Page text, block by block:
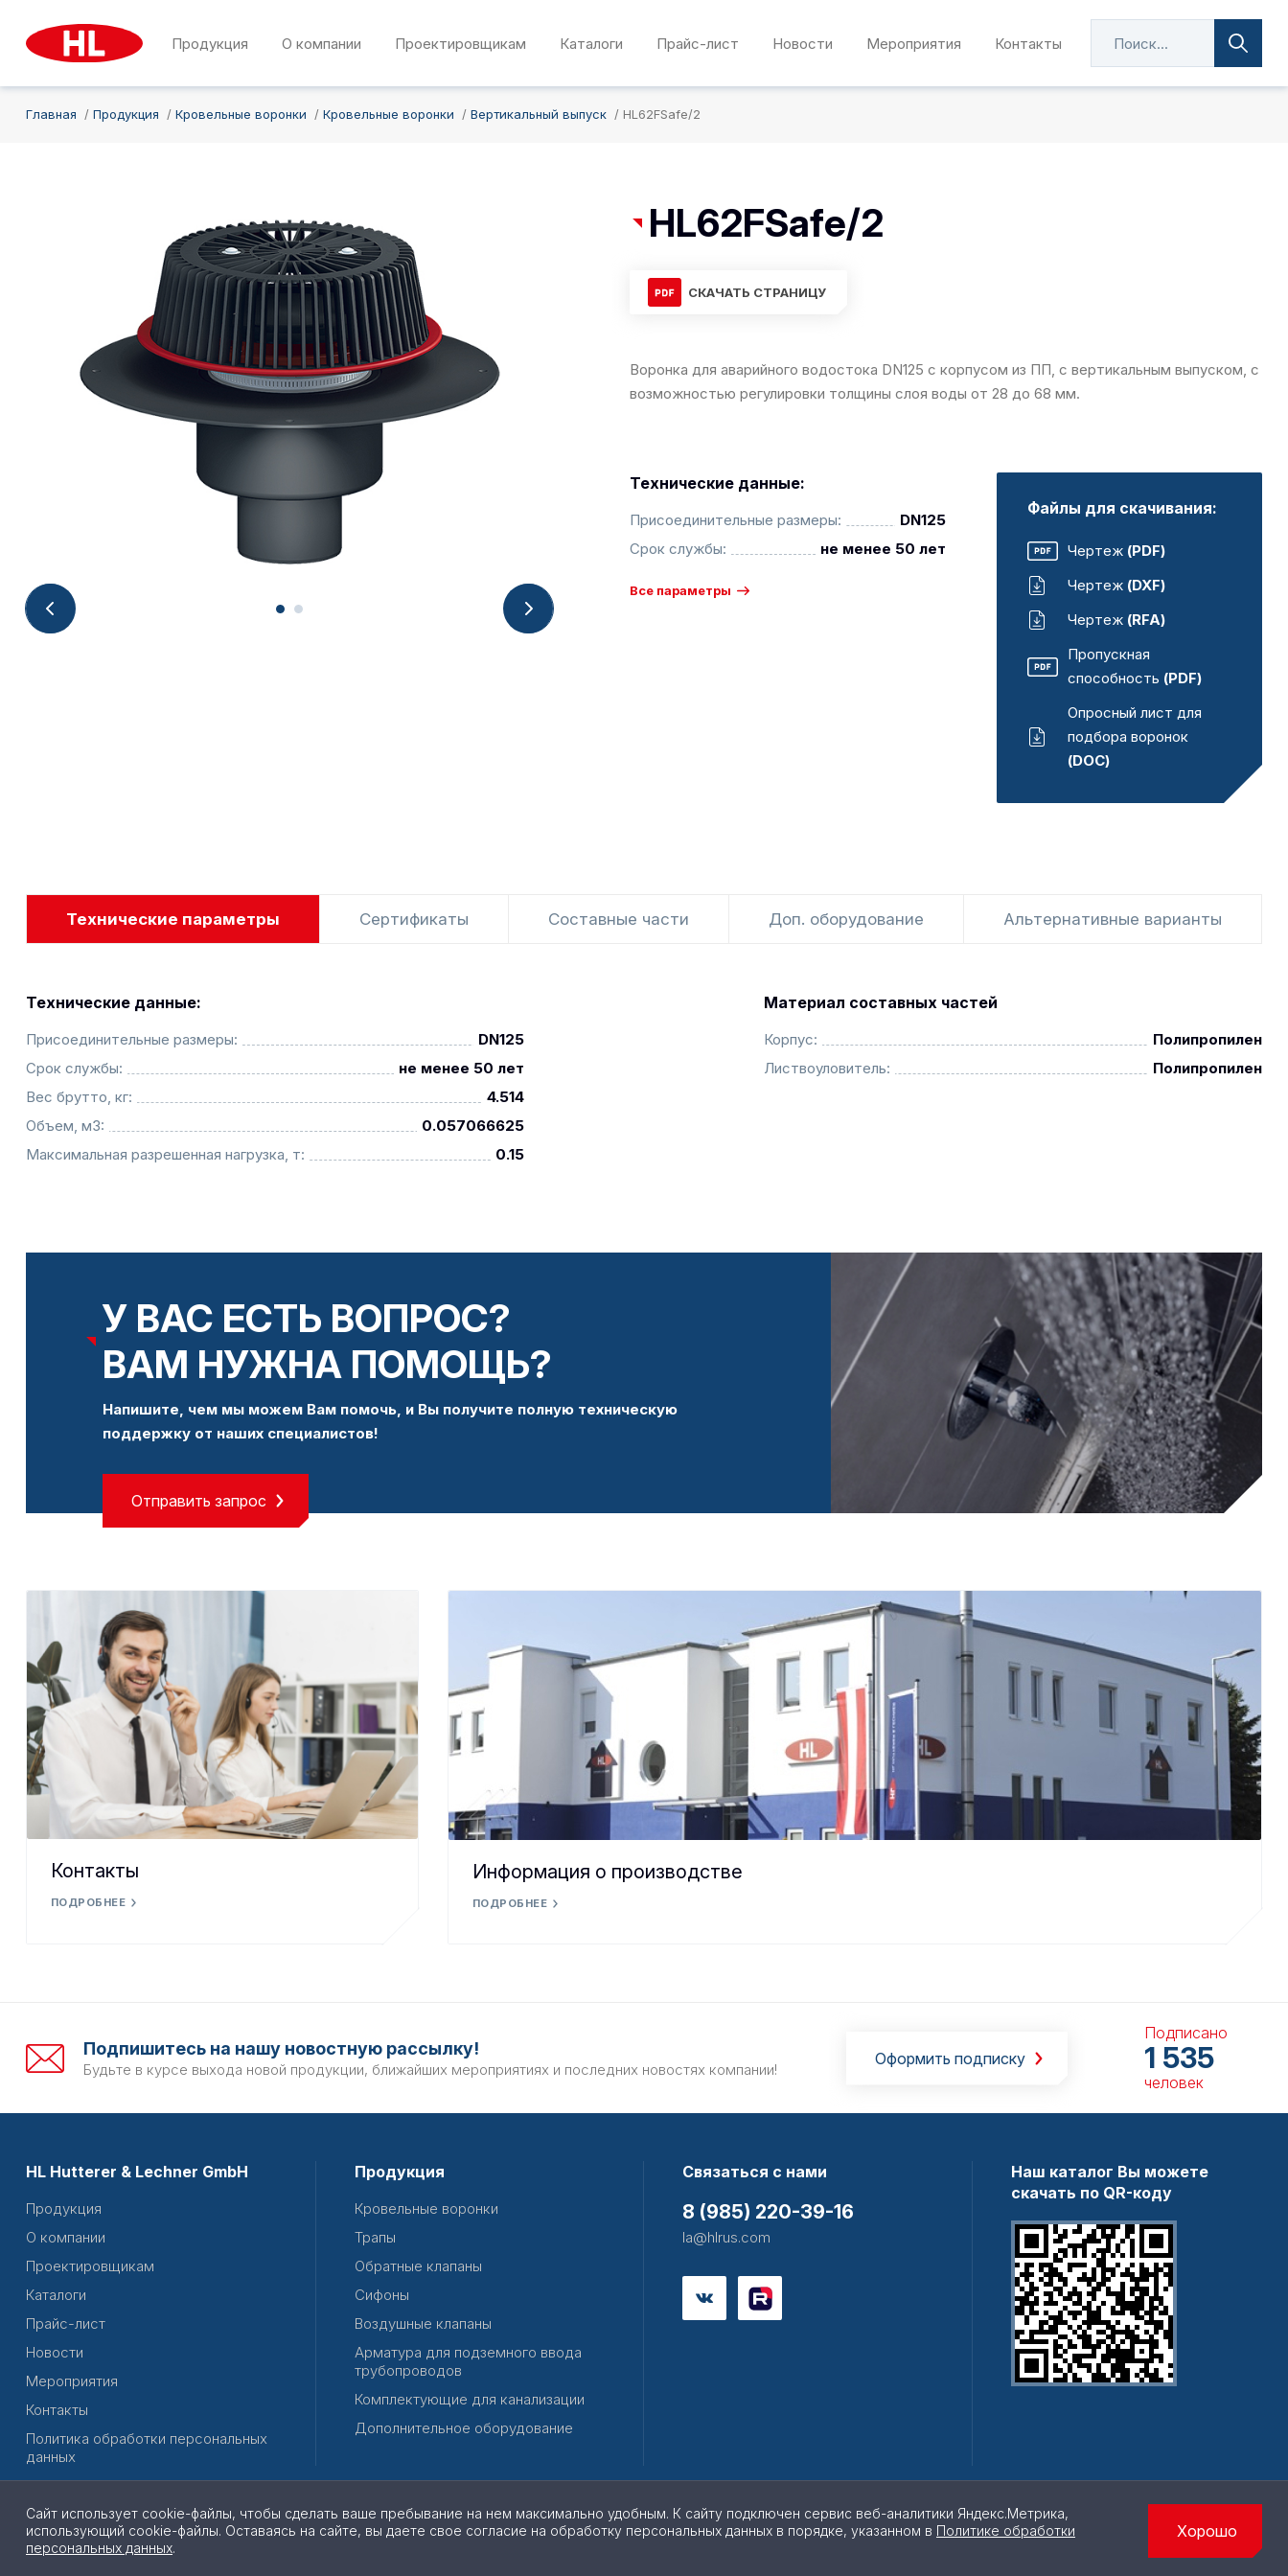
Продукция О компании Проектировщикам Каталоги Прайс-лист Новости Мероприятия Контакты
Главная Продукция Кровельные воронки Кровельные воронки Вертикальный выпуск HL62FSafe/2
HL62FSafe/2
СКАЧАТЬ СТРАНИЦУ
Воронка для аварийного водостока DN125 с корпусом из ПП, с вертикальным выпуском, с
возможностью регулировки толщины слоя воды от 28 до 68 мм.
Технические данные:
Присоединительные размеры:
DN125
Срок службы:
не менее 50 лет
Все параметры
Файлы для скачивания:
Чертеж (PDF)
Чертеж (DXF)
Чертеж (RFA)
Пропускная
способность (PDF)
Опросный лист для
подбора воронок
(DOC)
Технические параметры Сертификаты Составные части Доп. оборудование Альтернативные варианты
Технические данные:
Присоединительные размеры:
DN125
Срок службы:
не менее 50 лет
Вес брутто, кг:
4.514
Объем, м3:
0.057066625
Максимальная разрешенная нагрузка, т:
0.15
Материал составных частей
Корпус:
Полипропилен
Листвоуловитель:
Полипропилен
У ВАС ЕСТЬ ВОПРОС?
ВАМ НУЖНА ПОМОЩЬ?
Напишите, чем мы можем Вам помочь, и Вы получите полную техническую
поддержку от наших специалистов!
Отправить запрос
Контакты
ПОДРОБНЕЕ
Информация о производстве
ПОДРОБНЕЕ
Подпишитесь на нашу новостную рассылку!
Будьте в курсе выхода новой продукции, ближайших мероприятиях и последних новостях компании!
Оформить подписку
Подписано
1 535
человек
HL Hutterer & Lechner GmbH
Продукция
О компании
Проектировщикам
Каталоги
Прайс-лист
Новости
Мероприятия
Контакты
Политика обработки персональных
данных
Продукция
Кровельные воронки
Трапы
Обратные клапаны
Сифоны
Воздушные клапаны
Арматура для подземного ввода
трубопроводов
Комплектующие для канализации
Дополнительное оборудование
Связаться с нами
8 (985) 220-39-16
la@hlrus.com
Наш каталог Вы можете
скачать по QR-коду
© 2026 | Все права защищены
Сайт использует cookie-файлы, чтобы сделать ваше пребывание на нем максимально удобным. К cайту подключен сервис веб-аналитики Яндекс.Метрика,
использующий cookie-файлы. Оставаясь на сайте, вы даете свое согласие на обработку персональных данных в порядке, указанном в Политике обработки
персональных данных.
Хорошо